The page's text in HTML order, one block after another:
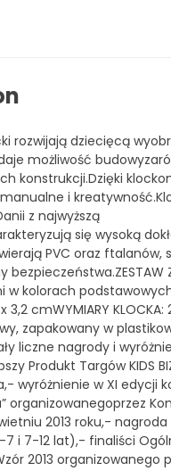
rozwijają dziecięcą
możliwość
konstrukcji.Dzięki
i
z najwyższą
się wysoką
PVC oraz ftalanów,
w kolorach
3,2 cmWYMIARY
zapakowany w
liczne nagrody i
Produkt Targów KIDS
wyróżnienie w XI edycji
organizowanegoprzez
2013 roku,-
7 i 7-12 lat),- finaliści
2013 organizowanego